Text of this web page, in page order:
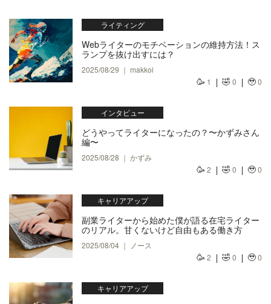
ライティング
Webライターのモチベーションの維持方法！ス
ランプを抜け出すには？
2025/08/29 ｜ makkoi
🥳 1 🤣0 🥹0
インタビュー
どうやってライターになったの？〜かずみさん
編〜
2025/08/28 ｜ かずみ
🥳 2 🤣0 🥹0
キャリアアップ
副業ライターから始めた僕が語る在宅ライター
のリアル。甘くないけど自由もある働き方
2025/08/04 ｜ ノース
🥳 2 🤣0 🥹0
キャリアアップ